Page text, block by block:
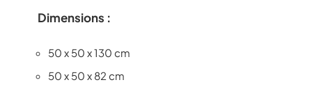
Dimensions :
50 x 50 x 130 cm
50 x 50 x 82 cm